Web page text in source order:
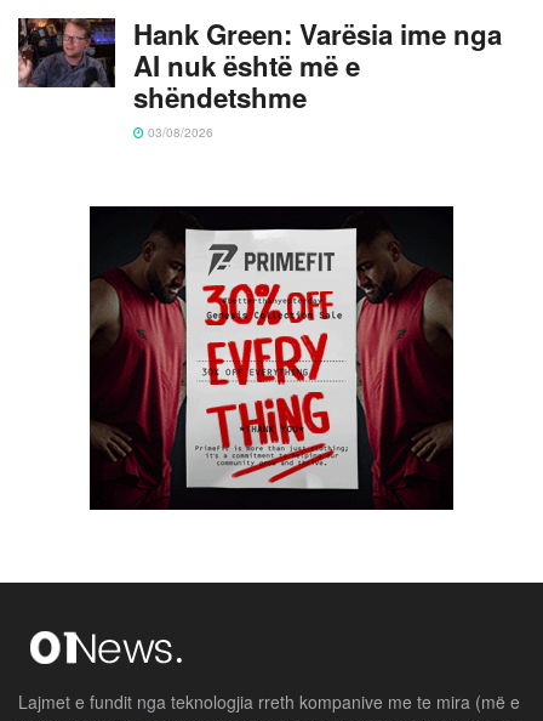
Hank Green: Varësia ime nga
AI nuk është më e
shëndetshme
03/08/2026
Lajmet e fundit nga teknologjia rreth kompanive me te mira (më e